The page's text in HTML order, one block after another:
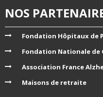
NOS
Fondation Hôpitaux de
Fondation Nationale
Association France
Maisons de retraite